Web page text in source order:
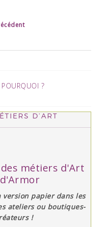
?
D’ART
métiers d'Art
papier dans les
ateliers ou boutiques-
!